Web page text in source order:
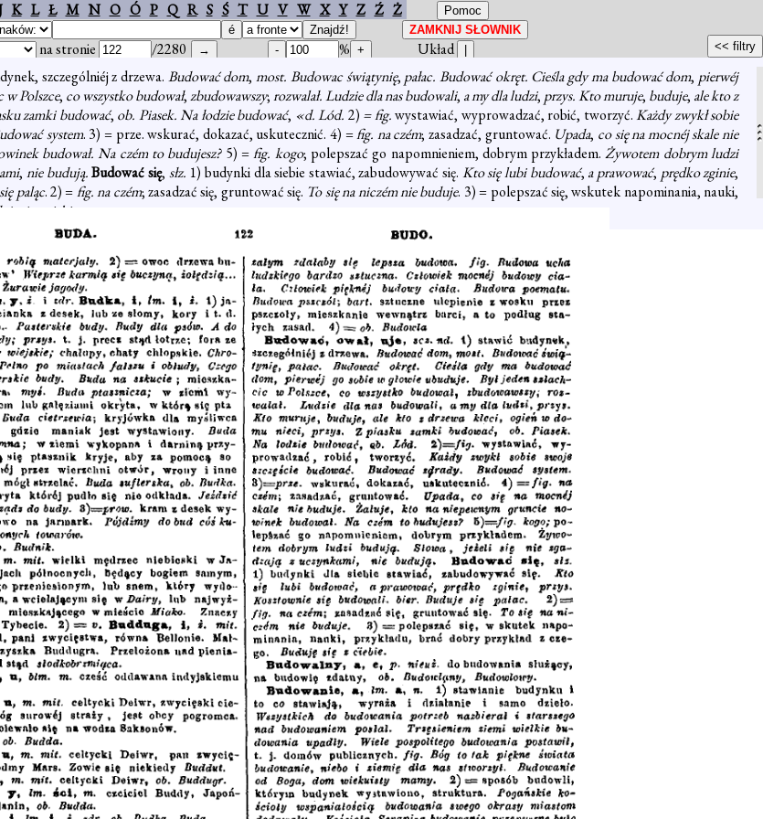
K L Ł M N O Ó P Q R S Ś T U V W X Y Z Ź Ż
na stronie /2280 %
Układ
szczególniéj z drzewa. Budować dom,most. Budowac świątynię, pałac. Budować okręt. Cieśla gdy ma budować dom, pierwéj
w Polszce, co wszystko budował,zbudowawszy;rozwalał. Ludzie dla nas budowali, a my dla ludzi, przys. Kto muruje, buduje, ale kto z
zamki budować, ob. Piasek. Na łodzie budować, «d. Lód. 2) = fig.wystawiać, wyprowadzać, robić, tworzyć.Każdy zwykł sobie
system. 3) = prze. wskurać, dokazać, uskutecznić. 4) =fig. na czém; zasadzać, gruntować. Upada, co się na mocnéj skale nie
budował. Na czém to budujesz? 5) =fig. kogo; polepszać go napomnieniem, dobrym przykładem.Żywotem dobrym ludzi
,nie budują.Budować się, słz. 1) budynki dla siebie stawiać, zabudowywać się. Kto się lubi budować, a prawować, prędko zginie,
paląc. 2) =fig. na czém; zasadzać się, gruntować się. To się na niczém nie buduje. 3) = polepszać się, wskutek napominania, nauki,
się z ciebie